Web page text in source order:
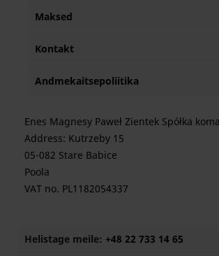
Maksed
Kontakt
Andmekaitsepoliitika
Enes Magnesy Paweł Zientek Spółka
Address: Kutrzeby 15
05-082 Stare Babice
Poola
VAT no. PL1182054337
Helistage meile: +48 22 733 14 65